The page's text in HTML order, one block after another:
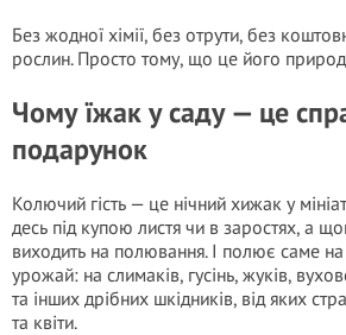
Без жодної хімії, без отрути, без
рослин. Просто тому, що це його
Чому їжак у саду — це
подарунок
Колючий гість — це нічний хижак у
десь під купою листя чи в заростях, а
виходить на полювання. І полює саме
урожай: на слимаків, гусінь, жуків,
та інших дрібних шкідників, від яких
та квіти.